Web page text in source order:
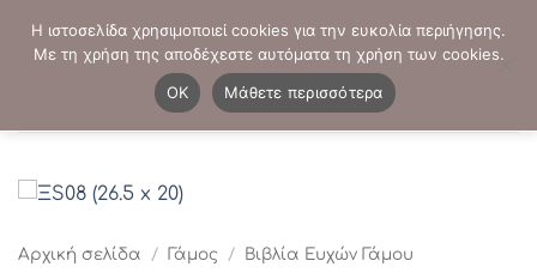
στο
ΤΗΛΕΦΩΝΙΚΕΣ ΠΑΡΑΓΓΕΛΙΕΣ: - 2103821941
Αρχική σελίδα / Γάμος / Βιβλία Ευχών Γάμου
Η ιστοσελίδα χρησιμοποιεί cookies για την ευκολία περιήγησης.
Με τη χρήση της αποδέχεστε αυτόματα τη χρήση των cookies.
OK
Μάθετε περισσότερα